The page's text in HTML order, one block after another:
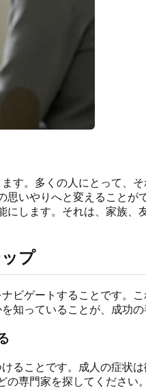
す。多くの人にとって、そ
いやりへと変えること
にします。それは、家族
プ
ビゲートすることです。こ
知っていることが、成功の
ることです。成人の症状
の専門家を探してください